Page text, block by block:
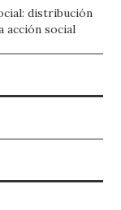
distribución
acción social